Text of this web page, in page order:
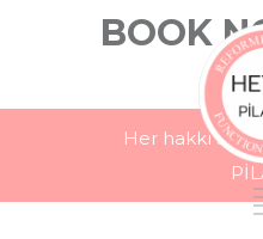
BOOK
Her hakkı